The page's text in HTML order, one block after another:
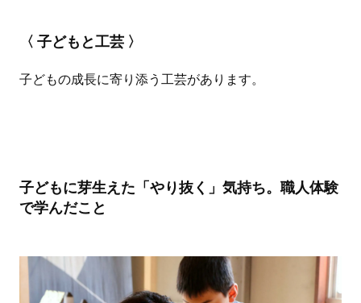
〈 子どもと工芸 〉
子どもの成長に寄り添う工芸があります。
子どもに芽生えた「やり抜く」気持ち。職人体験
で学んだこと